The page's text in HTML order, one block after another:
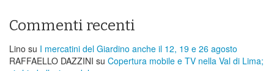
Commenti recenti
Lino su I mercatini del Giardino anche il 12, 19 e 26 agosto
RAFFAELLO DAZZINI su ​Copertura mobile e TV nella Val di Lima;